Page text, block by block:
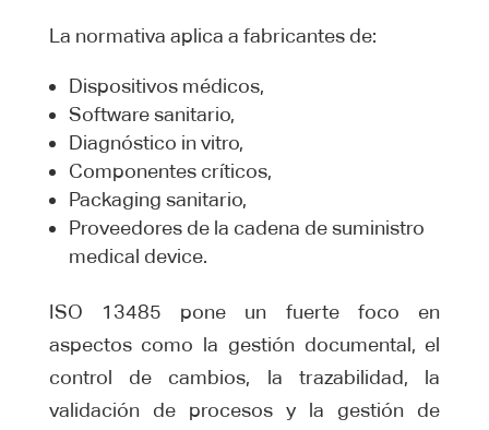
La normativa aplica a fabricantes de:
Dispositivos médicos,
Software sanitario,
Diagnóstico in vitro,
Componentes críticos,
Packaging sanitario,
Proveedores de la cadena de suministro
medical device.
ISO 13485 pone un fuerte foco en
aspectos como la gestión documental, el
control de cambios, la trazabilidad, la
validación de procesos y la gestión de